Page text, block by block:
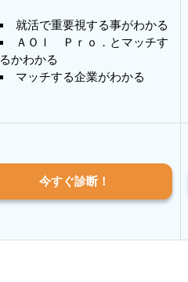
就活で重要視する事がわかる
ＡＯＩ Ｐｒｏ．とマッチす
るかわかる
マッチする企業がわかる
今すぐ診断！